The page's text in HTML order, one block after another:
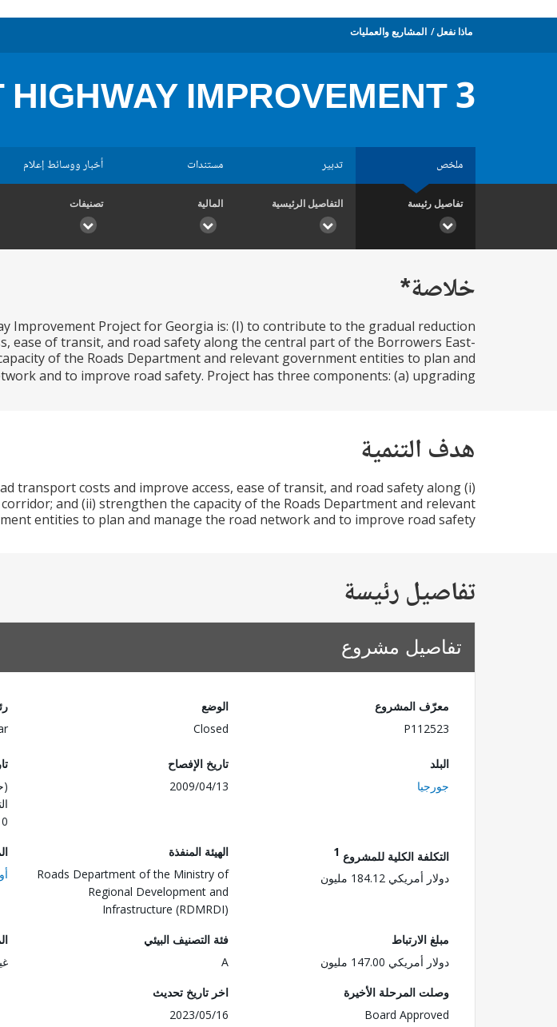
ماذا نفعل المشاريع والعمليات
IMPROVEMENT 3
ملخص تدبير مستندات أخبار ووسائط إعلام
تفاصيل رئيسة التفاصيل الرئيسية المالية تصنيفات
خلاصة*
Improvement Project for Georgia is: (I) to contribute to the gradual reduction
ease of transit, and road safety along the central part of the Borrowers East-
of the Roads Department and relevant government entities to plan and
and to improve road safety. Project has three components: (a) upgrading...
هدف التنمية
transport costs and improve access, ease of transit, and road safety along
and (ii) strengthen the capacity of the Roads Department and relevant
entities to plan and manage the road network and to improve road safety.
تفاصيل رئيسة
تفاصيل مشروع
معرّف المشروع
P112523
الوضع
Closed
البلد
جورجيا
تاريخ الإفصاح
2009/04/13
التكلفة الكلية للمشروع 1
دولار أمريكي 184.12 مليون
الهيئة المنفذة
Roads Department of the Ministry of
Regional Development and
Infrastructure (RDMRDI)
مبلغ الارتباط
دولار أمريكي 147.00 مليون
فئة التصنيف البيئي
A
وصلت المرحلة الأخيرة
Board Approved
اخر تاريخ تحديث
2023/05/16